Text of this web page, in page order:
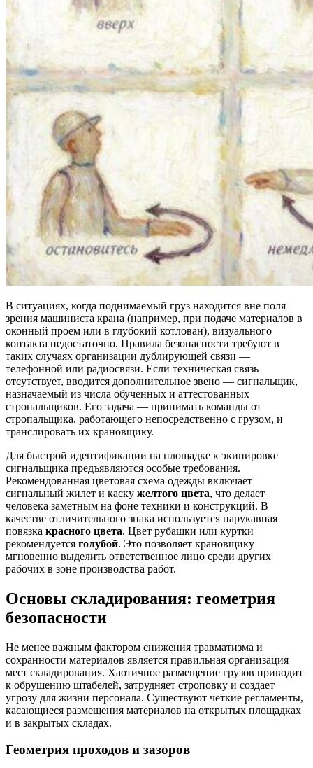
В ситуациях, когда поднимаемый груз находится вне поля
зрения машиниста крана (например, при подаче материалов в
оконный проем или в глубокий котлован), визуального
контакта недостаточно. Правила безопасности требуют в
таких случаях организации дублирующей связи —
телефонной или радиосвязи. Если техническая связь
отсутствует, вводится дополнительное звено — сигнальщик,
назначаемый из числа обученных и аттестованных
стропальщиков. Его задача — принимать команды от
стропальщика, работающего непосредственно с грузом, и
транслировать их крановщику.
Для быстрой идентификации на площадке к экипировке
сигнальщика предъявляются особые требования.
Рекомендованная цветовая схема одежды включает
сигнальный жилет и каску желтого цвета, что делает
человека заметным на фоне техники и конструкций. В
качестве отличительного знака используется нарукавная
повязка красного цвета. Цвет рубашки или куртки
рекомендуется голубой. Это позволяет крановщику
мгновенно выделить ответственное лицо среди других
рабочих в зоне производства работ.
Основы складирования: геометрия
безопасности
Не менее важным фактором снижения травматизма и
сохранности материалов является правильная организация
мест складирования. Хаотичное размещение грузов приводит
к обрушению штабелей, затрудняет строповку и создает
угрозу для жизни персонала. Существуют четкие регламенты,
касающиеся размещения материалов на открытых площадках
и в закрытых складах.
Геометрия проходов и зазоров